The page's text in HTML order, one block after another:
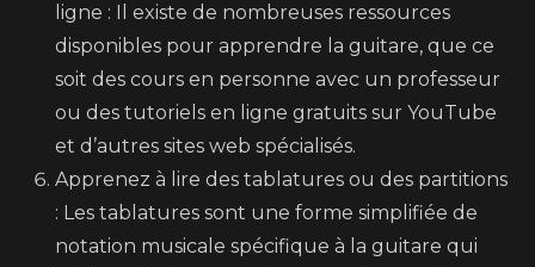
ligne : Il existe de nombreuses ressources
disponibles pour apprendre la guitare, que ce
soit des cours en personne avec un professeur
ou des tutoriels en ligne gratuits sur YouTube
et d’autres sites web spécialisés.
Apprenez à lire des tablatures ou des partitions
: Les tablatures sont une forme simplifiée de
notation musicale spécifique à la guitare qui